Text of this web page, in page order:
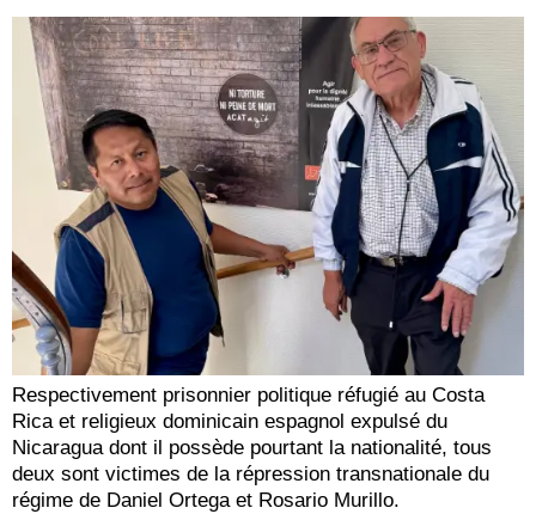
Respectivement prisonnier politique réfugié au Costa
Rica et religieux dominicain espagnol expulsé du
Nicaragua dont il possède pourtant la nationalité, tous
deux sont victimes de la répression transnationale du
régime de Daniel Ortega et Rosario Murillo.